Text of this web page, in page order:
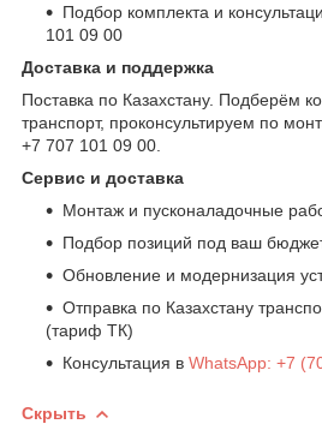
Подбор комплекта и
101 09 00
Доставка и поддержка
Поставка по Казахстану. Подберём
транспорт, проконсультируем по
+7 707 101 09 00.
Сервис и доставка
Монтаж и пусконаладочные
Подбор позиций под ваш
Обновление и модернизация
Отправка по Казахстану
(тариф ТК)
Консультация в WhatsApp: +7
Скрыть